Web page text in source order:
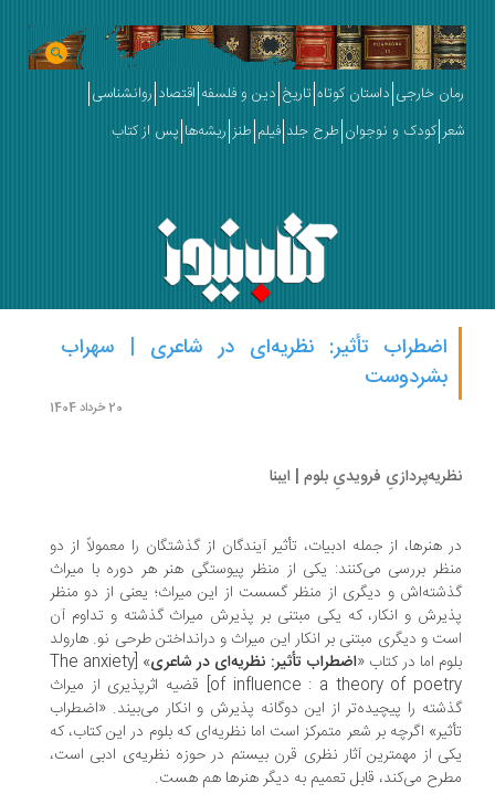
خارجی داستان کوتاه تاریخ دین و فلسفه اقتصاد روانشناسی
کودک و نوجوان طرح جلد فیلم طنز ریشه‌ها پس از کتاب
اضطراب تأثیر: نظریه‌ای در شاعری | سهراب
بشردوست
فرویدیِ بلوم | ایبنا
هنرها، از جمله ادبیات، تأثیر آیندگان از گذشتگان را معمولاً از دو
بررسی می‌کنند: یکی از منظر پیوستگی هنر هر دوره با میراث
و دیگری از منظر گسست از این میراث؛ یعنی از دو منظر
و انکار، که یکی مبتنی بر پذیرش میراث گذشته و تداوم آن
و دیگری مبتنی بر انکار این میراث و درانداختن طرحی نو. هارولد
اما در کتاب «اضطراب تأثیر: نظریه‌ای در شاعری
» [The anxiety
of influence : a theory of poetry] قضیه اثرپذیری از میراث
را پیچیده‌تر از این دوگانه پذیرش و انکار می‌بیند. «اضطراب
اگرچه بر شعر متمرکز است اما نظریه‌ای که بلوم در این کتاب، که
از مهمترین آثار نظری قرن بیستم در حوزه نظریه‌ی ادبی است،
می‌کند، قابل تعمیم به دیگر هنرها هم هست.